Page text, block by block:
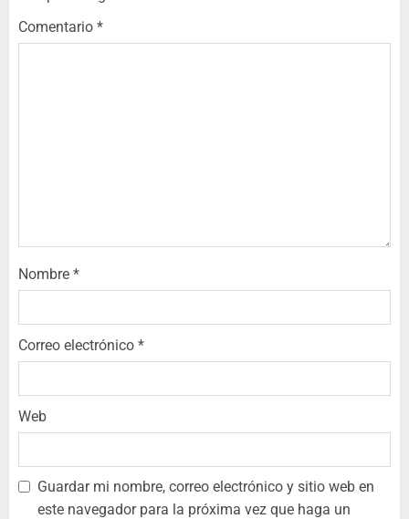
Comentario *
Nombre *
Correo electrónico *
Web
Guardar mi nombre, correo electrónico y sitio web en
este navegador para la próxima vez que haga un